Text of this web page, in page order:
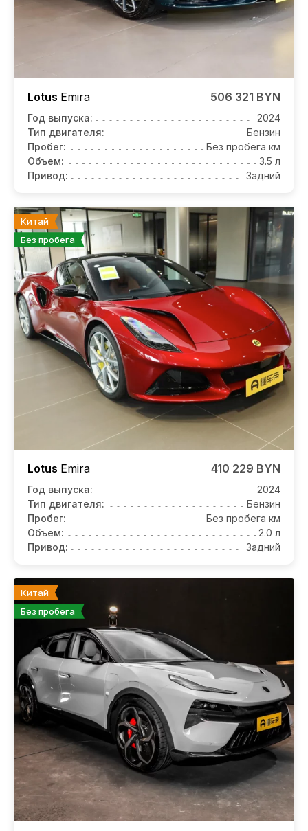
Lotus Emira 506 321 BYN
Год выпуска:
2024
Тип двигателя:
Бензин
Пробег:
Без пробега км
Объем:
3.5 л
Привод:
Задний
Китай
Без пробега
Lotus Emira 410 229 BYN
Год выпуска:
2024
Тип двигателя:
Бензин
Пробег:
Без пробега км
Объем:
2.0 л
Привод:
Задний
Китай
Без пробега